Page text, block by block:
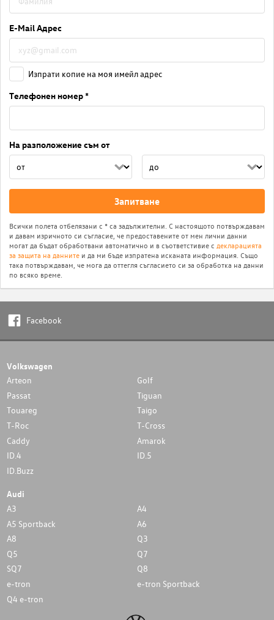
E-Mail Адрес
Изпрати копие на моя имейл адрес
Телефонен номер *
На разположение съм от
Запитване
Всички полета отбелязани с * са задължителни. С настоящото потвърждавам
и давам изричното си съгласие, че предоставените от мен лични данни
могат да бъдат обработвани автоматично и в съответстивие с декларацията
за защита на данните и да ми бъде изпратена исканата информация. Също
така потвърждавам, че мога да оттегля съгласието си за обработка на данни
по всяко време.
Facebook
Volkswagen
Arteon
Golf
Passat
Tiguan
Touareg
Taigo
T-Roc
T-Cross
Caddy
Amarok
ID.4
ID.5
ID.Buzz
Audi
A3
A4
A5 Sportback
A6
A8
Q3
Q5
Q7
SQ7
Q8
e-tron
e-tron Sportback
Q4 e-tron